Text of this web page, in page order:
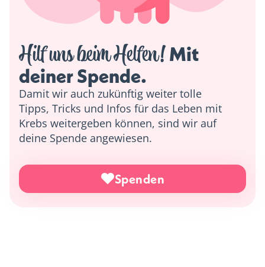
Hilf uns beim Helfen! Mit
deiner Spende.
Damit wir auch zukünftig weiter tolle
Tipps, Tricks und Infos für das Leben mit
Krebs weitergeben können, sind wir auf
deine Spende angewiesen.
Spenden